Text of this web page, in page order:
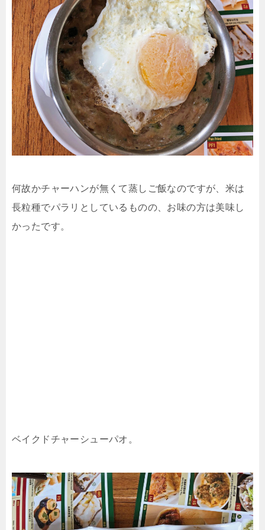
何故かチャーハンが無くて蒸しご飯なのですが、米は
長粒種でパラリとしているものの、お味の方は美味し
かったです。
ベイクドチャーシューパオ。